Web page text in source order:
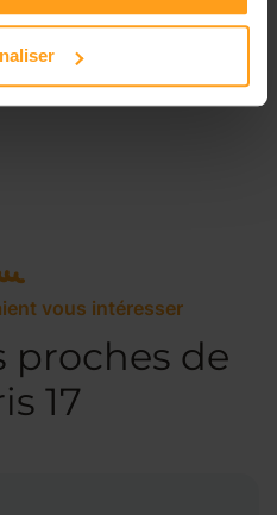
vous intéresser
proches de
17